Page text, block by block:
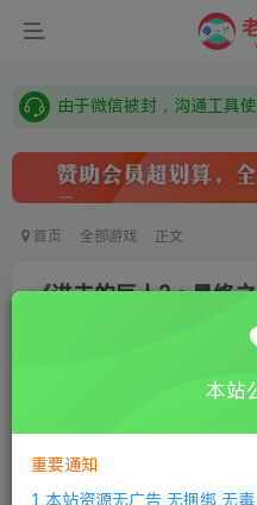
首页 全部游戏 正文
《进击的巨人2：最终
①下载安装教程
库下载 ④
本站
重要通知
1.本站资源无广告,无捆绑,无毒